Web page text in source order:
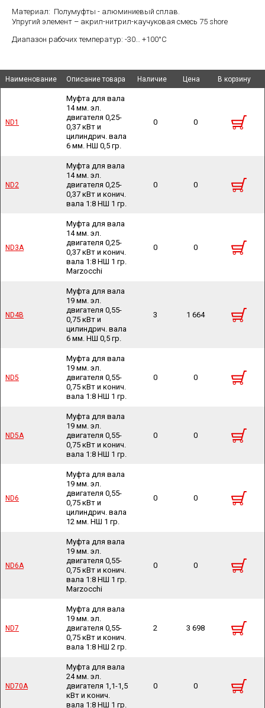
Материал: Полумуфты - алюминиевый сплав.
Упругий элемент – акрил-нитрил-каучуковая смесь 75 shore
Диапазон рабочих температур: -30… +100°С
Наименование Описание товара Наличие Цена В корзину
ND1
Муфта для вала
14 мм. эл.
двигателя 0,25-
0,37 кВт и
цилиндрич. вала
6 мм. НШ 0,5 гр.
0 0
ND2
Муфта для вала
14 мм. эл.
двигателя 0,25-
0,37 кВт и конич.
вала 1:8 НШ 1 гр.
0 0
ND3A
Муфта для вала
14 мм. эл.
двигателя 0,25-
0,37 кВт и конич.
вала 1:8 НШ 1 гр.
Marzocchi
0 0
ND4B
Муфта для вала
19 мм. эл.
двигателя 0,55-
0,75 кВт и
цилиндрич. вала
6 мм. НШ 0,5 гр.
3 1 664
ND5
Муфта для вала
19 мм. эл.
двигателя 0,55-
0,75 кВт и конич.
вала 1:8 НШ 1 гр.
0 0
ND5A
Муфта для вала
19 мм. эл.
двигателя 0,55-
0,75 кВт и конич.
вала 1:8 НШ 1 гр.
0 0
ND6
Муфта для вала
19 мм. эл.
двигателя 0,55-
0,75 кВт и
цилиндрич. вала
12 мм. НШ 1 гр.
0 0
ND6A
Муфта для вала
19 мм. эл.
двигателя 0,55-
0,75 кВт и конич.
вала 1:8 НШ 1 гр.
Marzocchi
0 0
ND7
Муфта для вала
19 мм. эл.
двигателя 0,55-
0,75 кВт и конич.
вала 1:8 НШ 2 гр.
2 3 698
ND70A
Муфта для вала
24 мм. эл.
двигателя 1,1-1,5
кВт и конич.
вала 1:8 НШ 1 гр.
0 0
Наименование
ND1
ND2
ND3A
ND4B
ND5
ND5A
ND6
ND6A
ND7
ND70A
Наименование
Наименование Описание товара Наличие Цена В корзину